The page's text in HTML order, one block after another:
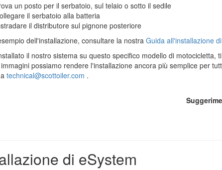
un posto per il serbatoio, sul telaio o sotto il sedile
il serbatoio alla batteria
il distributore sul pignone posteriore
dell'installazione, consultare la nostra Guida all'installazione
il nostro sistema su questo specifico modello di motocicletta,
possiamo rendere l'installazione ancora più semplice per
technical@scottoiler.com .
di eSystem